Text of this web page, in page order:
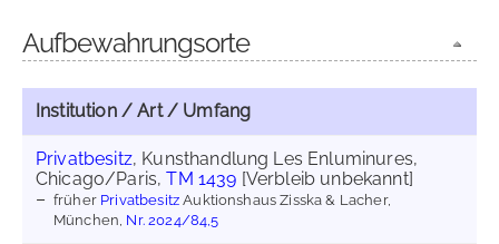
Aufbewahrungsorte
Institution / Art / Umfang
Privatbesitz, Kunsthandlung Les Enluminures,
Chicago/Paris,TM 1439 [Verbleib unbekannt]
früher PrivatbesitzAuktionshaus Zisska & Lacher,
München, Nr. 2024/84,5